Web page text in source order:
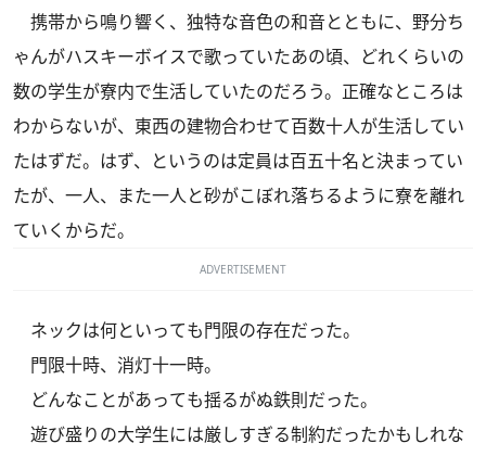
携帯から鳴り響く、独特な音色の和音とともに、野分ち
ゃんがハスキーボイスで歌っていたあの頃、どれくらいの
数の学生が寮内で生活していたのだろう。正確なところは
わからないが、東西の建物合わせて百数十人が生活してい
たはずだ。はず、というのは定員は百五十名と決まってい
たが、一人、また一人と砂がこぼれ落ちるように寮を離れ
ていくからだ。
ADVERTISEMENT
ネックは何といっても門限の存在だった。
門限十時、消灯十一時。
どんなことがあっても揺るがぬ鉄則だった。
遊び盛りの大学生には厳しすぎる制約だったかもしれな